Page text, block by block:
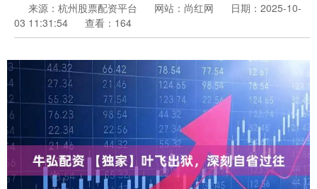
来源：杭州股票配资平台 网站：尚红网
日期：2025-10-
03 11:31:54
查看：164